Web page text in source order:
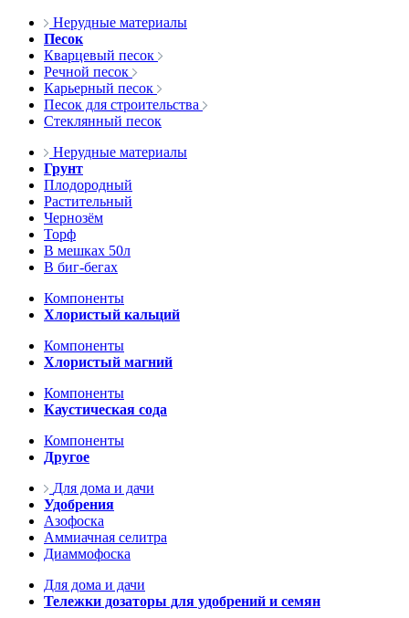
Нерудные материалы
Песок
Кварцевый песок
Речной песок
Карьерный песок
Песок для строительства
Стеклянный песок
Нерудные материалы
Грунт
Плодородный
Растительный
Чернозём
Торф
В мешках 50л
В биг-бегах
Компоненты
Хлористый кальций
Компоненты
Хлористый магний
Компоненты
Каустическая сода
Компоненты
Другое
Для дома и дачи
Удобрения
Азофоска
Аммиачная селитра
Диаммофоска
Для дома и дачи
Тележки дозаторы для удобрений и семян